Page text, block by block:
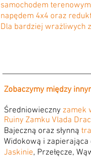
samochodem
napędem 4x4 oraz
Dla bardziej wrażliwych
Zobaczymy między
Średniowieczny zamek
Ruiny Zamku Vlada
Bajeczną oraz słynną
Widokową i
Jaskinie, Przełęcze,